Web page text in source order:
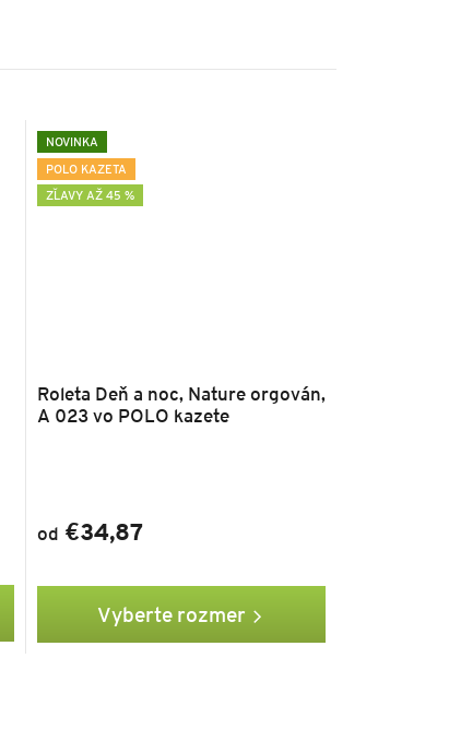
NOVINKA
POLO KAZETA
ZĽAVY AŽ 45 %
Roleta Deň a noc, Nature orgován,
A 023 vo POLO kazete
od €34,87
Vyberte rozmer